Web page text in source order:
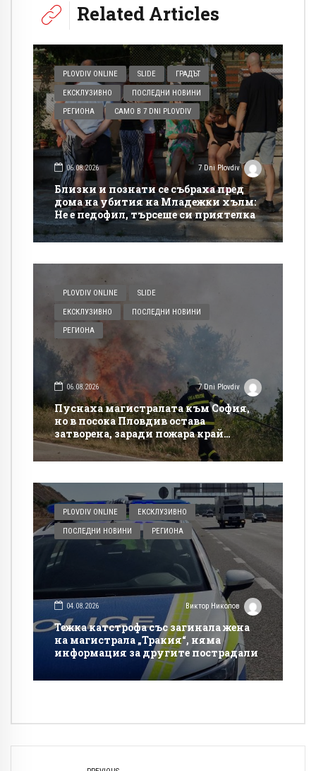
Related Articles
PLOVDIV ONLINE SLIDE ГРАДЪТ
ЕКСКЛУЗИВНО ПОСЛЕДНИ НОВИНИ
РЕГИОНА САМО В 7 DNI PLOVDIV
06.08.2026 7 Dni Plovdiv
Близки и познати се събраха пред
дома на убития на Младежки хълм:
Не е педофил, търсеше си приятелка
PLOVDIV ONLINE SLIDE
ЕКСКЛУЗИВНО ПОСЛЕДНИ НОВИНИ
РЕГИОНА
06.08.2026 7 Dni Plovdiv
Пуснаха магистралата към София,
но в посока Пловдив остава
затворена, заради пожара край
Церово
PLOVDIV ONLINE ЕКСКЛУЗИВНО
ПОСЛЕДНИ НОВИНИ РЕГИОНА
04.08.2026 Виктор Николов
Тежка катстрофа със загинала жена
на магистрала „Тракия“, няма
информация за другите пострадали